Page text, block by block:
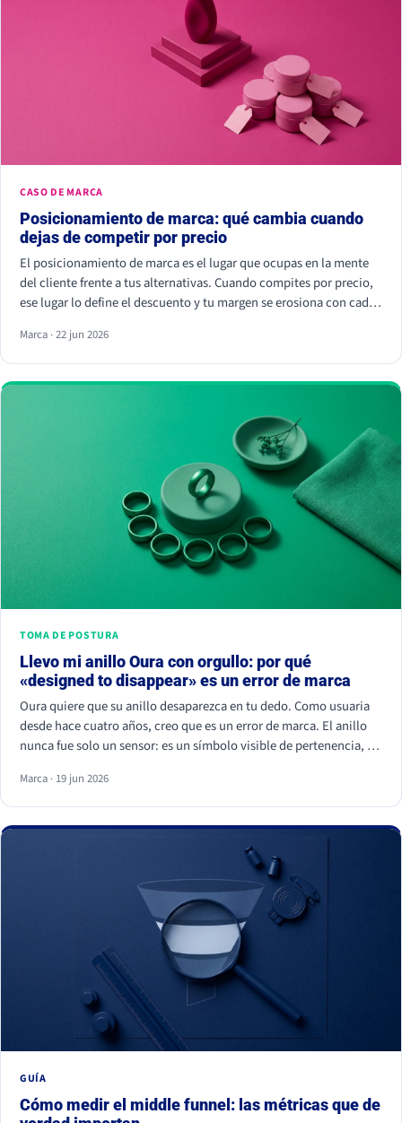
CASO DE MARCA
Posicionamiento de marca: qué cambia cuando
dejas de competir por precio
El posicionamiento de marca es el lugar que ocupas en la mente
del cliente frente a tus alternativas. Cuando compites por precio,
ese lugar lo define el descuento y tu margen se erosiona con cada
por elegirte: Kantar calcula que las marcas percibidas como
significativamente diferentes consiguen que se pague hasta un
38% más.
Marca · 22 jun 2026
TOMA DE POSTURA
Llevo mi anillo Oura con orgullo: por qué
«designed to disappear» es un error de marca
Oura quiere que su anillo desaparezca en tu dedo. Como usuaria
desde hace cuatro años, creo que es un error de marca. El anillo
nunca fue solo un sensor: es un símbolo visible de pertenencia, un
símbolo, apagas a la comunidad que lo hizo valer.
Marca · 19 jun 2026
GUÍA
Cómo medir el middle funnel: las métricas que de